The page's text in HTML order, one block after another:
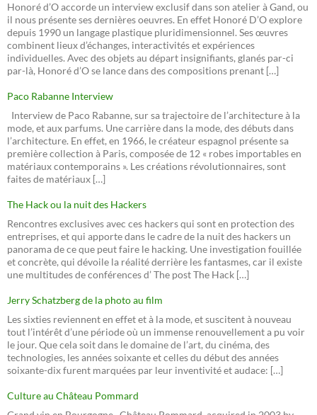
Honoré d’O accorde un interview exclusif dans son atelier à Gand, ou
il nous présente ses dernières oeuvres. En effet Honoré D’O explore
depuis 1990 un langage plastique pluridimensionnel. Ses œuvres
combinent lieux d’échanges, interactivités et expériences
individuelles. Avec des objets au départ insignifiants, glanés par-ci
par-là, Honoré d’O se lance dans des compositions prenant […]
Paco Rabanne Interview
Interview de Paco Rabanne, sur sa trajectoire de l’architecture à la
mode, et aux parfums. Une carrière dans la mode, des débuts dans
l’architecture. En effet, en 1966, le créateur espagnol présente sa
première collection à Paris, composée de 12 « robes importables en
matériaux contemporains ». Les créations révolutionnaires, sont
faites de matériaux […]
The Hack ou la nuit des Hackers
Rencontres exclusives avec ces hackers qui sont en protection des
entreprises, et qui apporte dans le cadre de la nuit des hackers un
panorama de ce que peut faire le hacking. Une investigation fouillée
et concrète, qui dévoile la réalité derrière les fantasmes, car il existe
une multitudes de conférences d’ The post The Hack […]
Jerry Schatzberg de la photo au film
Les sixties reviennent en effet et à la mode, et suscitent à nouveau
tout l’intérêt d’une période où un immense renouvellement a pu voir
le jour. Que cela soit dans le domaine de l’art, du cinéma, des
technologies, les années soixante et celles du début des années
soixante-dix furent marquées par leur inventivité et audace: […]
Culture au Château Pommard